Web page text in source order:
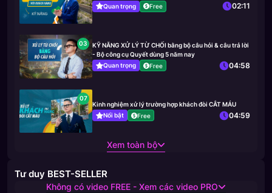
Quan trọng
Free 02:11
03
KỸ NĂNG XỬ LÝ TỪ CHỐI bằng bộ câu hỏi & câu trả lời
- Bộ công cụ Quyết dùng 5 năm nay
Quan trọng
Free 04:58
07
Kinh nghiệm xử lý trường hợp khách đòi CẮT MÁU
Nổi bật
Free 04:59
Xem toàn bộ
Tư duy BEST-SELLER
Không có video FREE - Xem các video PRO